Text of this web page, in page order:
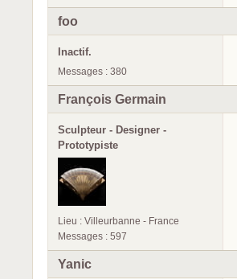
foo
Inactif.
Messages : 380
François Germain
Sculpteur - Designer -
Prototypiste
Lieu : Villeurbanne - France
Messages : 597
Yanic